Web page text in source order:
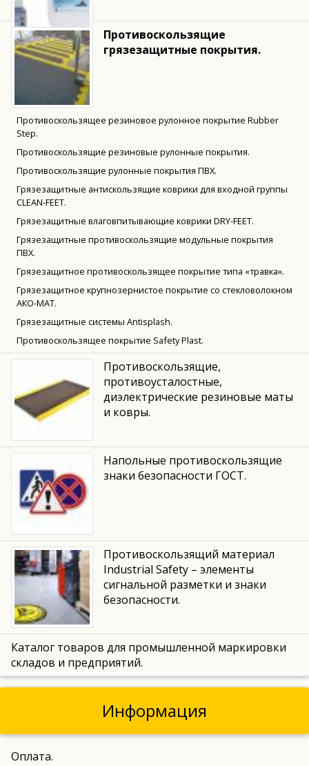
Противоскользящие
грязезащитные покрытия.
Противоскользящее резиновое рулонное покрытие Rubber
Step.
Противоскользящие резиновые рулонные покрытия.
Противоскользящие рулонные покрытия ПВХ.
Грязезащитные антискользящие коврики для входной группы
CLEAN-FEET.
Грязезащитные влаговпитывающие коврики DRY-FEET.
Грязезащитные противоскользящие модульные покрытия
ПВХ.
Грязезащитное противоскользящее покрытие типа «травка».
Грязезащитное крупнозернистое покрытие со стекловолокном
АКО-МАТ.
Грязезащитные системы Antisplash.
Противоскользящее покрытие Safety Plast.
Противоскользящие,
противоусталостные,
диэлектрические резиновые маты
и ковры.
Напольные противоскользящие
знаки безопасности ГОСТ.
Противоскользящий материал
Industrial Safety – элементы
сигнальной разметки и знаки
безопасности.
Каталог товаров для промышленной маркировки
складов и предприятий.
Информация
Оплата.